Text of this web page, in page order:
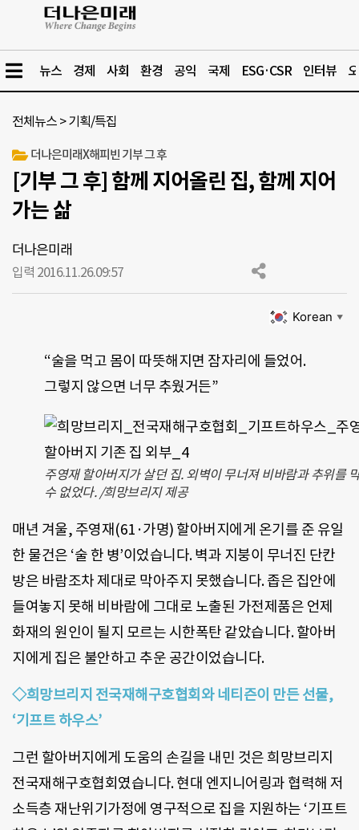
뉴스 경제 사회 환경 공익 국제 ESG·CSR 인터뷰
전체뉴스 >기획/특집
더나은미래X해피빈 기부 그 후
[기부 그 후] 함께 지어올린 집, 함께 지어
가는 삶
더나은미래
입력 2016.11.26.09:57
Korean ▼
“술을 먹고 몸이 따뜻해지면 잠자리에 들었어.
그렇지 않으면 너무 추웠거든”
주영재 할아버지가 살던 집. 외벽이 무너져 비바람과 추위를
수 없었다. /희망브리지 제공
매년 겨울, 주영재(61·가명) 할아버지에게 온기를 준 유일
한 물건은 ‘술 한 병’이었습니다. 벽과 지붕이 무너진 단칸
방은 바람조차 제대로 막아주지 못했습니다. 좁은 집안에
들여놓지 못해 비바람에 그대로 노출된 가전제품은 언제
화재의 원인이 될지 모르는 시한폭탄 같았습니다. 할아버
지에게 집은 불안하고 추운 공간이었습니다.
◇희망브리지 전국재해구호협회와 네티즌이 만든 선물,
‘기프트 하우스’
그런 할아버지에게 도움의 손길을 내민 것은 희망브리지
전국재해구호협회였습니다. 현대 엔지니어링과 협력해 저
소득층 재난위기가정에 영구적으로 집을 지원하는 ‘기프트